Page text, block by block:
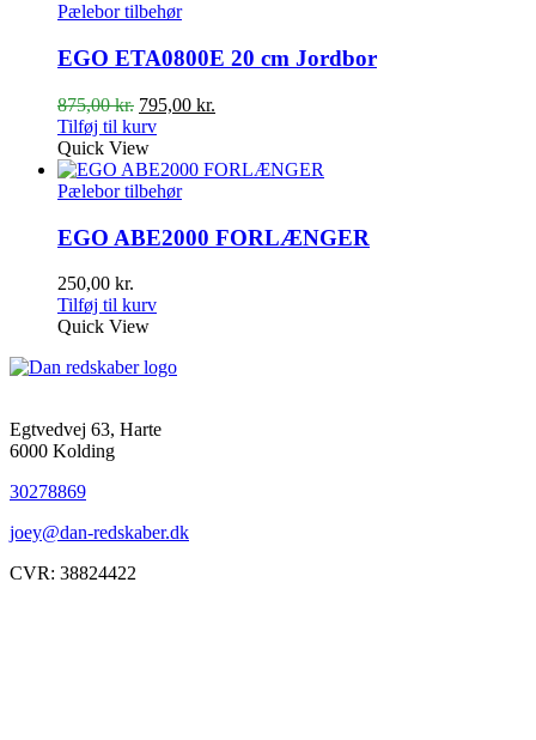
Pælebor tilbehør
EGO ETA0800E 20 cm Jordbor
875,00kr. Den
oprindelige
pris
var:
875,00 kr..
795,00 kr.
er:
Tilføj til kurv
Quick View
Pælebor tilbehør
EGO ABE2000 FORLÆNGER
250,00 kr.
Tilføj til kurv
Quick View
Egtvedvej 63, Harte
6000 Kolding
30278869
joey@dan-redskaber.dk
CVR: 38824422